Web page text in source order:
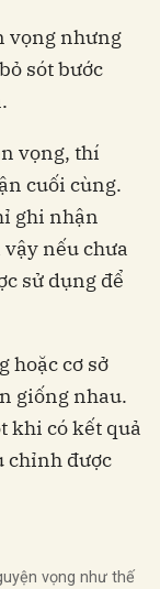
vọng nhưng
sót bước
vọng, thí
cuối cùng.
ghi nhận
nếu chưa
sử dụng để
hoặc cơ sở
giống nhau.
khi có kết quả
chỉnh được
vọng như thế